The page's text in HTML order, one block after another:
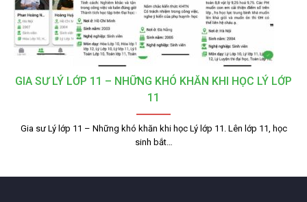
GIA SƯ LÝ LỚP 11 – NHỮNG KHÓ KHĂN KHI HỌC LÝ LỚP
11
Gia sư Lý lớp 11 – Những khó khăn khi học Lý lớp 11. Lên lớp 11, học
sinh bắt…